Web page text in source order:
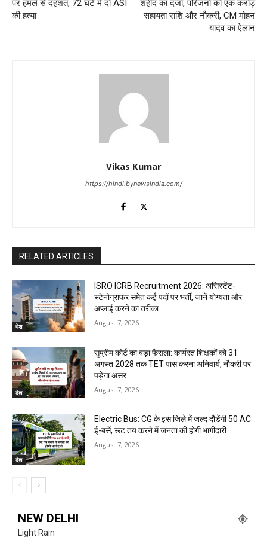
पर हमले से दहशत, 72 घंटे में दो ASI
की हत्या
शहीद का दर्जा, परिजनों को एक करोड़
सहायता राशि और नौकरी, CM मोहन
यादव का ऐलान
Vikas Kumar
https://hindi.bynewsindia.com/
RELATED ARTICLES
देश
ISRO ICRB Recruitment 2026: असिस्टेंट-
स्टेनोग्राफर समेत कई पदों पर भर्ती, जानें योग्यता और
अप्लाई करने का तरीका
August 7, 2026
देश
सुप्रीम कोर्ट का बड़ा फैसला: कार्यरत शिक्षकों को 31
अगस्त 2028 तक TET पास करना अनिवार्य, नौकरी पर
पड़ेगा असर
August 7, 2026
देश
Electric Bus: CG के इस जिले में जल्द दौड़ेंगी 50 AC
ई-बसें, रूट तय करने में जनता की होगी भागीदारी
August 7, 2026
NEW DELHI
Light Rain